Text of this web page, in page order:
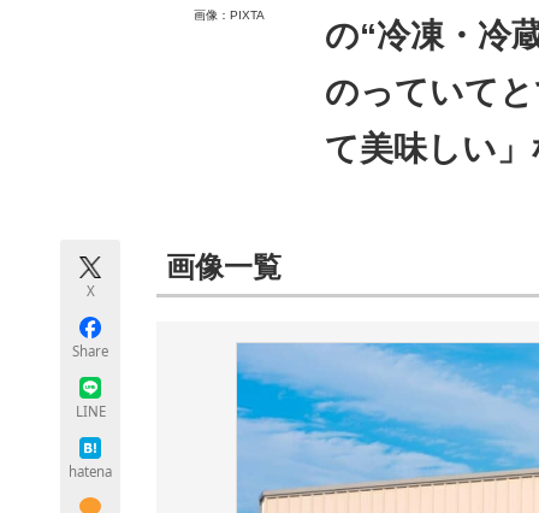
ITエンジニア向け専門サイト 企業向け
モノづくり技術者専門サイト
画像：PIXTA
の“冷凍・冷
のっていて
て美味しい
X
Share
LINE
hatena
画像一覧